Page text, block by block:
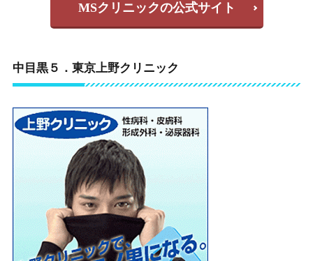
MSクリニックの公式サイト
中目黒５．東京上野クリニック